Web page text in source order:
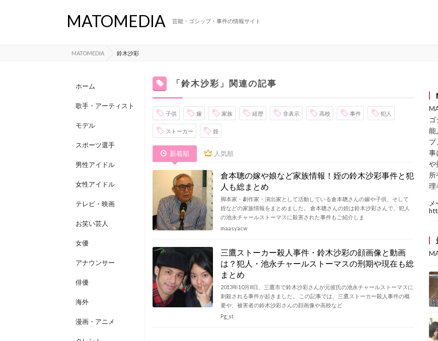
MATOMEDIA 芸能・ゴシップ・事件の情報サイト
MATOMEDIA 鈴木沙彩
ホーム
歌手・アーティスト
モデル
スポーツ選手
男性アイドル
女性アイドル
テレビ・映画
お笑い芸人
女優
アナウンサー
俳優
海外
漫画・アニメ
「鈴木沙彩」関連の記事
子供 嫁 家族 経歴 非表示 高校 事件 犯人
ストーカー 姪
新着順 人気順
倉本聰の嫁や娘など家族情報！姪の鈴木沙彩事件と犯
人も総まとめ
脚本家・劇作家・演出家として活動している倉本聰さんの嫁や子供、そして
姪などの家族情報をまとめました。 倉本聰さんの姪は鈴木沙彩さんで、犯人
の池永チャールストーマスに殺害された事件もご紹介しま
maasyacw
三鷹ストーカー殺人事件・鈴木沙彩の顔画像と動画
は？犯人・池永チャールストーマスの刑期や現在も総
まとめ
2013年10月8日、三鷹市で鈴木沙彩さんが元彼氏の池永チャールストーマスに
刺殺される事件が起きました。 この記事では、三鷹ストーカー殺人事件の概
要や、被害者の鈴木沙彩さんの顔画像や高校など
Pg_st
能
プ
事
や
所
理
メ